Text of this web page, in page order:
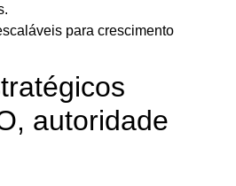
para crescimento
autoridade